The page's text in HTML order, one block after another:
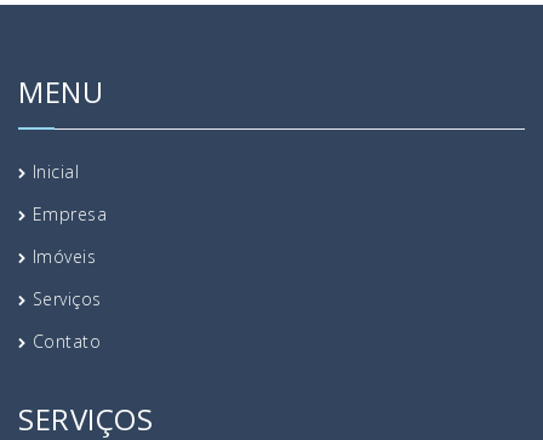
MENU
Inicial
Empresa
Imóveis
Serviços
Contato
SERVIÇOS